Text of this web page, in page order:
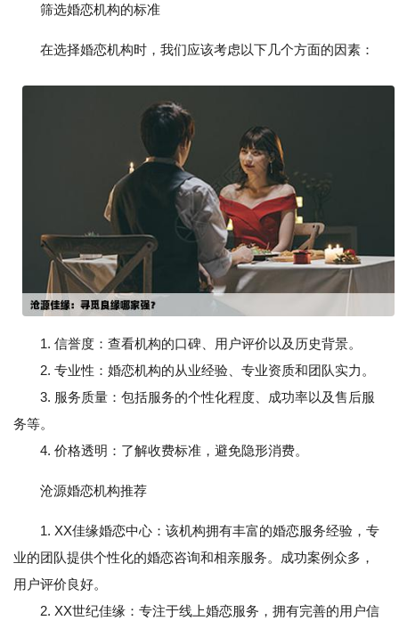
筛选婚恋机构的标准
在选择婚恋机构时，我们应该考虑以下几个方面的因素：
1. 信誉度：查看机构的口碑、用户评价以及历史背景。
2. 专业性：婚恋机构的从业经验、专业资质和团队实力。
3. 服务质量：包括服务的个性化程度、成功率以及售后服
务等。
4. 价格透明：了解收费标准，避免隐形消费。
沧源婚恋机构推荐
1. XX佳缘婚恋中心：该机构拥有丰富的婚恋服务经验，专
业的团队提供个性化的婚恋咨询和相亲服务。成功案例众多，
用户评价良好。
2. XX世纪佳缘：专注于线上婚恋服务，拥有完善的用户信